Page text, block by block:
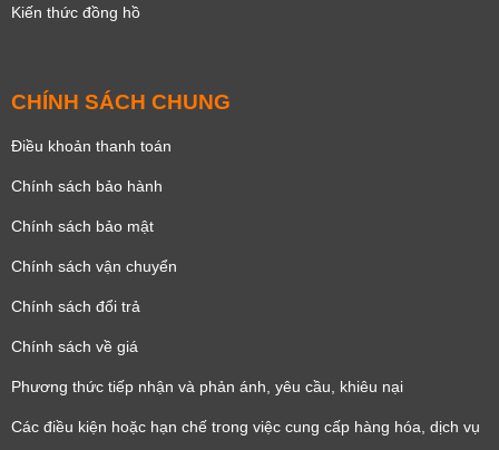
Kiến thức đồng hồ
CHÍNH SÁCH CHUNG
Điều khoản thanh toán
Chính sách bảo hành
Chính sách bảo mật
Chính sách vận chuyển
Chính sách đổi trả
Chính sách về giá
Phương thức tiếp nhận và phản ánh, yêu cầu, khiêu nại
Các điều kiện hoặc hạn chế trong việc cung cấp hàng hóa, dịch vụ